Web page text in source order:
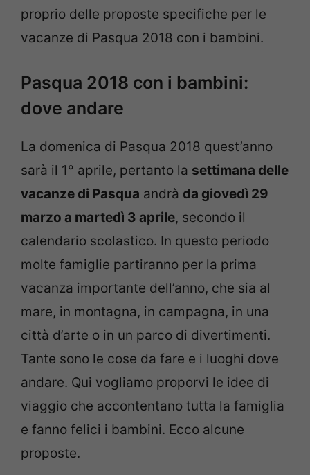
proprio delle proposte specifiche per le
vacanze di Pasqua 2018 con i bambini.
Pasqua 2018 con i bambini:
dove andare
La domenica di Pasqua 2018 quest’anno
sarà il 1° aprile, pertanto la settimana delle
vacanze di Pasqua andrà da giovedì 29
marzo a martedì 3 aprile, secondo il
calendario scolastico. In questo periodo
molte famiglie partiranno per la prima
vacanza importante dell’anno, che sia al
mare, in montagna, in campagna, in una
città d’arte o in un parco di divertimenti.
Tante sono le cose da fare e i luoghi dove
andare. Qui vogliamo proporvi le idee di
viaggio che accontentano tutta la famiglia
e fanno felici i bambini. Ecco alcune
proposte.